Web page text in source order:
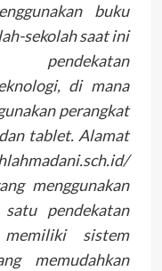
buku
sekolah saat ini
pendekatan
di mana
perangkat
tablet. Alamat
menggunakan
pendekatan
memiliki sistem
memudahkan